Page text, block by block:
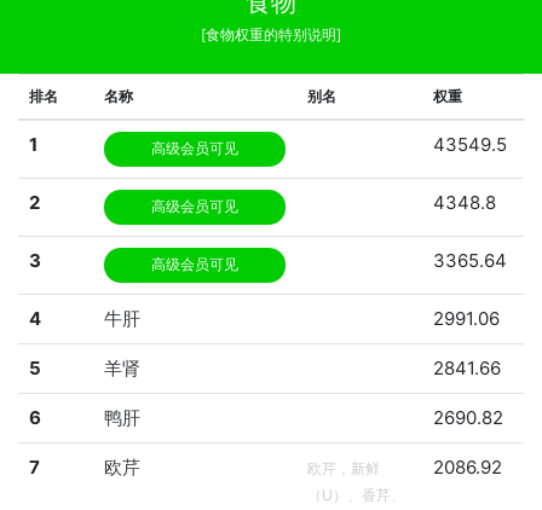
[食物权重的特别说明]
排名 名称 别名 权重
1 高级会员可见 43549.5
2 高级会员可见 4348.8
3 高级会员可见 3365.64
4 牛肝 2991.06
5 羊肾 2841.66
6 鸭肝 2690.82
7 欧芹
欧芹，新鲜
（U）、香芹、
2086.92